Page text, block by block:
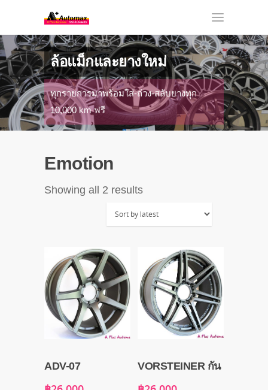
ล้อแม็กและยางใหม่
ทุกรายการมาพร้อมใส่-ถ่วง-สลับยางทุก
10,000 km ฟรี
Emotion
Showing all 2 resultsSorted
latest
ADV-07 VORSTEINER กัน